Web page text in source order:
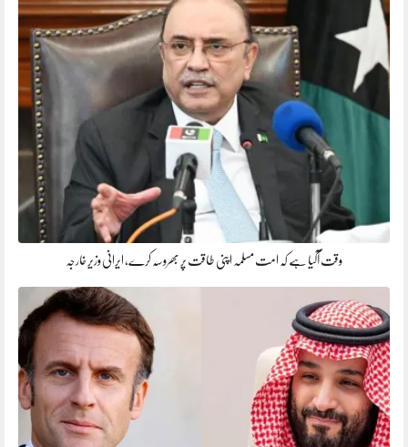
وقت آگیا ہے کہ امت مسلمہ اپنی طاقت پر بھروسہ کرے، ایرانی وزیر خارجہ